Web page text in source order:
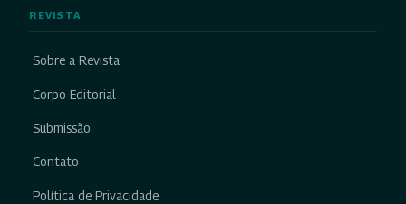
REVISTA
Sobre a Revista
Corpo Editorial
Submissão
Contato
Política de Privacidade